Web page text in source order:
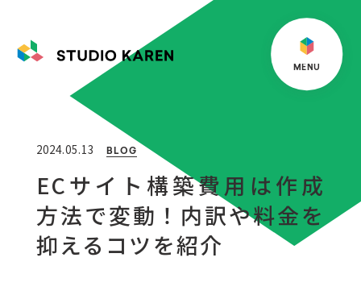
MENU
2024.05.13 BLOG
ECサイト構築費用は作成
方法で変動！内訳や料金を
抑えるコツを紹介